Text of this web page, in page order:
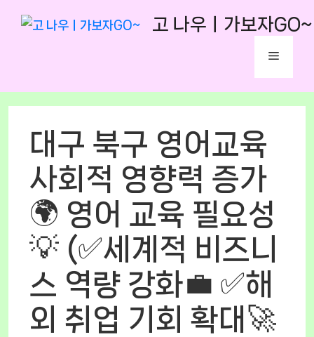
고 나우ㅣ가보자GO~
Menu
대구 북구 영어교육
사회적 영향력 증가
🌍 영어 교육 필요성
💡 (✅세계적 비즈니
스 역량 강화💼 ✅해
외 취업 기회 확대🚀